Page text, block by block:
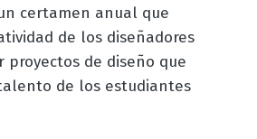
certamen anual que
de los diseñadores
proyectos de diseño que
de los estudiantes